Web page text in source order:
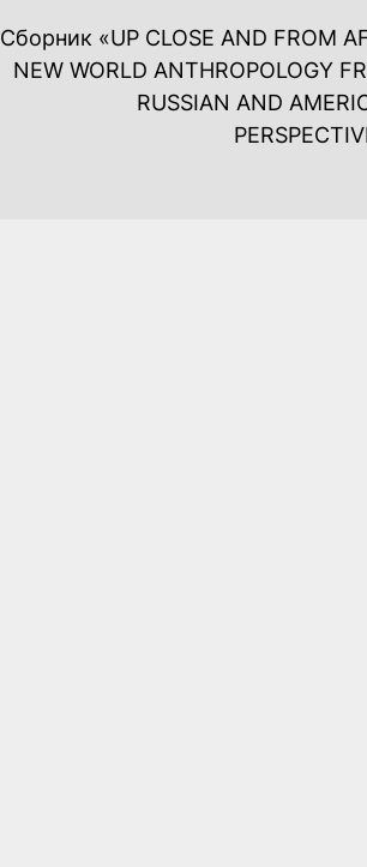
Сборник «UP CLOSE AND FROM
NEW WORLD ANTHROPOLOGY
RUSSIAN AND